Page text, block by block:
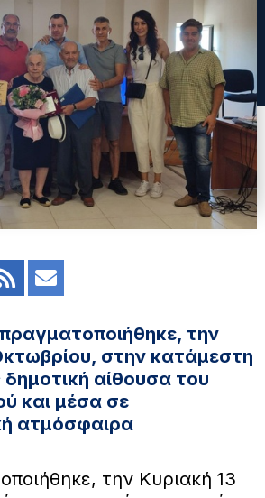
την
στην κατάμεστη
αίθουσα του
και μέσα σε
ατμόσφαιρα
την Κυριακή 13